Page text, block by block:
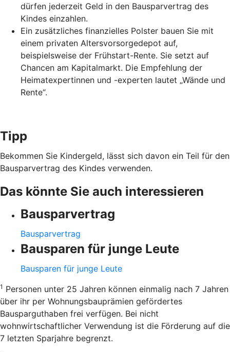
dürfen jederzeit Geld in den Bausparvertrag des
Kindes einzahlen.
Ein zusätzliches finanzielles Polster bauen Sie mit
einem privaten Altersvorsorgedepot auf,
beispielsweise der Frühstart-Rente. Sie setzt auf
Chancen am Kapitalmarkt. Die Empfehlung der
Heimatexpertinnen und -experten lautet „Wände und
Rente“.
Tipp
Bekommen Sie Kindergeld, lässt sich davon ein Teil für den
Bausparvertrag des Kindes verwenden.
Das könnte Sie auch interessieren
Bausparvertrag
Bausparvertrag
Bausparen für junge Leute
Bausparen für junge Leute
1 Personen unter 25 Jahren können einmalig nach 7 Jahren
über ihr per Wohnungsbauprämien gefördertes
Bausparguthaben frei verfügen. Bei nicht
wohnwirtschaftlicher Verwendung ist die Förderung auf die
7 letzten Sparjahre begrenzt.